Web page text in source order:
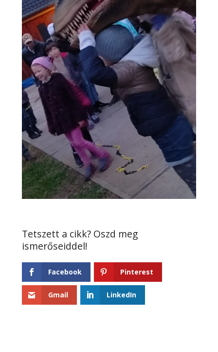
Facebook Pinterest
Gmail LinkedIn